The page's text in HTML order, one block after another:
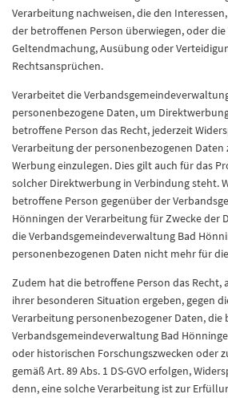
Verarbeitung nachweisen, die den
der betroffenen Person überwiegen, oder
Geltendmachung, Ausübung oder
Rechtsansprüchen.
Verarbeitet die
personenbezogene Daten, um
betroffene Person das Recht, jederzeit
Verarbeitung der personenbezogenen
Werbung einzulegen. Dies gilt auch für das
solcher Direktwerbung in Verbindung steht.
betroffene Person gegenüber der
Hönningen der Verarbeitung für Zwecke der
die Verbandsgemeindeverwaltung Bad
personenbezogenen Daten nicht mehr für
Zudem hat die betroffene Person das Recht,
ihrer besonderen Situation ergeben, gegen
Verarbeitung personenbezogener Daten, die
Verbandsgemeindeverwaltung Bad
oder historischen Forschungszwecken oder
gemäß Art. 89 Abs. 1 DS-GVO erfolgen,
denn, eine solche Verarbeitung ist zur